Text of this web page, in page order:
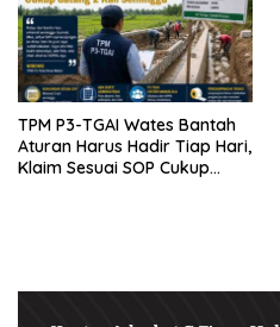
TPM P3-TGAI Wates Bantah
Aturan Harus Hadir Tiap Hari,
Klaim Sesuai SOP Cukup